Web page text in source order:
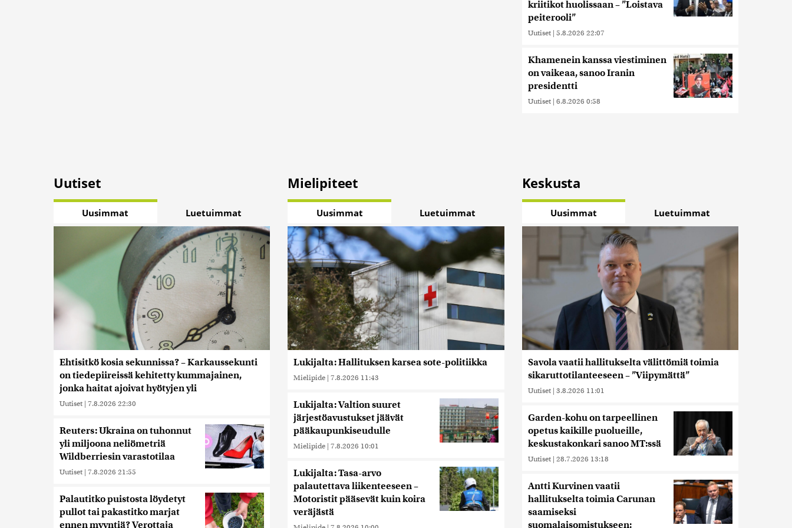
kriitikot huolissaan – ”Loistava
peiterooli”
Uutiset | 5.8.2026 22:07
Khamenein kanssa viestiminen
on vaikeaa, sanoo Iranin
presidentti
Uutiset | 6.8.2026 0:58
Uutiset
Uusimmat Luetuimmat
Ehtisitkö kosia sekunnissa? – Karkaussekunti
on tiedepiireissä kehitetty kummajainen,
jonka haitat ajoivat hyötyjen yli
Uutiset | 7.8.2026 22:30
Reuters: Ukraina on tuhonnut
yli miljoona neliömetriä
Wildberriesin varastotilaa
Uutiset | 7.8.2026 21:55
Palautitko puistosta löydetyt
pullot tai pakastitko marjat
ennen myyntiä? Verottaja
Mielipiteet
Uusimmat Luetuimmat
Lukijalta: Hallituksen karsea sote-politiikka
Mielipide | 7.8.2026 11:43
Lukijalta: Valtion suuret
järjestöavustukset jäävät
pääkaupunkiseudulle
Mielipide | 7.8.2026 10:01
Lukijalta: Tasa-arvo
palautettava liikenteeseen –
Motoristit pääsevät kuin koira
veräjästä
Keskusta
Uusimmat Luetuimmat
Savola vaatii hallitukselta välittömiä toimia
sikaruttotilanteeseen – ”Viipymättä”
Uutiset | 3.8.2026 11:01
Garden-kohu on tarpeellinen
opetus kaikille puolueille,
keskustakonkari sanoo MT:ssä
Uutiset | 28.7.2026 13:18
Antti Kurvinen vaatii
hallitukselta toimia Carunan
saamiseksi
suomalaisomistukseen: